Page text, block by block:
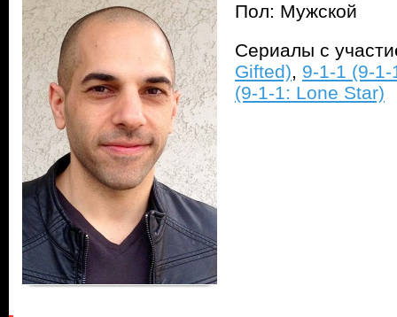
Пол: Мужской
Сериалы с
Gifted), 9-1-1 (9-1-
(9-1-1: Lone Star)